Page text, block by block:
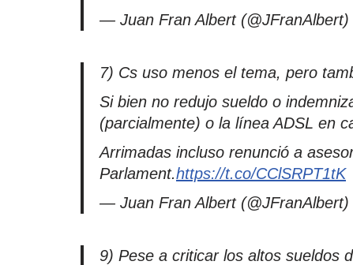
— Juan Fran Albert (@JFranAlbert)
7) Cs uso menos el tema, pero
Si bien no redujo sueldo o
(parcialmente) o la línea ADSL en
Arrimadas incluso renunció a
Parlament.https://t.co/CClSRPT1tK
— Juan Fran Albert (@JFranAlbert)
9) Pese a criticar los altos sueldos